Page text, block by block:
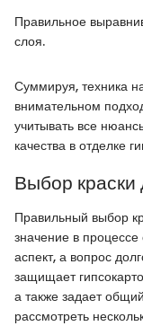
Правильное
слоя.
Суммируя, техника
внимательном
учитывать все
качества в отделке
Выбор краски
Правильный выбор
значение в процессе
аспект, а вопрос
защищает
а также задает
рассмотреть